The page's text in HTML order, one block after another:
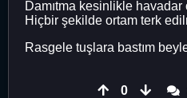
Damıtma kesinlikle havadar
Hiçbir şekilde ortam terk
Rasgele tuşlara bastım
0